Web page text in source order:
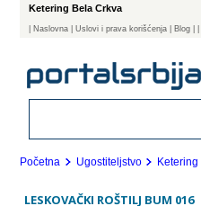
Ketering Bela Crkva
Naslovna | Uslovi i prava korišćenja Blog
Početna Ugostiteljstvo Ketering
LESKOVAČKI ROŠTILJ BUM 016